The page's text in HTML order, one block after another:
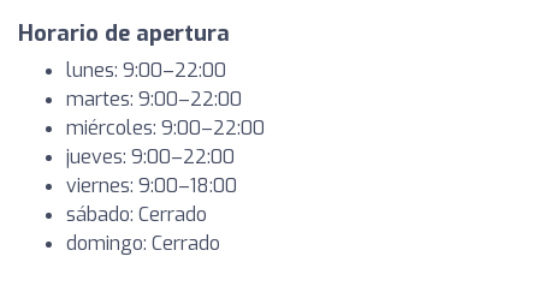
Horario de apertura
lunes: 9:00–22:00
martes: 9:00–22:00
miércoles: 9:00–22:00
jueves: 9:00–22:00
viernes: 9:00–18:00
sábado: Cerrado
domingo: Cerrado